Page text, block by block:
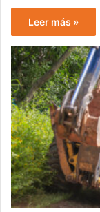
Leer más »